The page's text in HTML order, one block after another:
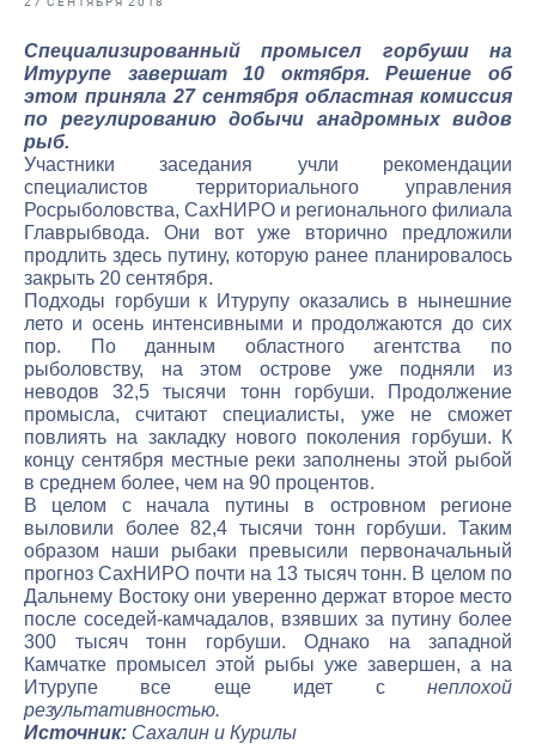
Выставки и конференции
Научно-практическая литература
Рыбоохрана России
Отрасль в цифрах
Инфографика
Большая африканская экспедиция
Укрепление духовно-нравственных ценностей
События в России и мире
Специализированный промысел горбуши на
Итурупе завершат 10 октября. Решение об
этом приняла 27 сентября областная комиссия
по регулированию добычи анадромных видов
рыб.
Участники заседания учли рекомендации
специалистов территориального управления
Росрыболовства, СахНИРО и регионального филиала
Главрыбвода. Они вот уже вторично предложили
продлить здесь путину, которую ранее планировалось
закрыть 20 сентября.
Подходы горбуши к Итурупу оказались в нынешние
лето и осень интенсивными и продолжаются до сих
пор. По данным областного агентства по
рыболовству, на этом острове уже подняли из
неводов 32,5 тысячи тонн горбуши. Продолжение
промысла, считают специалисты, уже не сможет
повлиять на закладку нового поколения горбуши. К
концу сентября местные реки заполнены этой рыбой
в среднем более, чем на 90 процентов.
В целом с начала путины в островном регионе
выловили более 82,4 тысячи тонн горбуши. Таким
образом наши рыбаки превысили первоначальный
прогноз СахНИРО почти на 13 тысяч тонн. В целом по
Дальнему Востоку они уверенно держат второе место
после соседей-камчадалов, взявших за путину более
300 тысяч тонн горбуши. Однако на западной
Камчатке промысел этой рыбы уже завершен, а на
Итурупе все еще идет с неплохой
результативностью.
Источник: Сахалин и Курилы